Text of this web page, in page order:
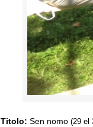
Titolo: Sen nomo (29 el